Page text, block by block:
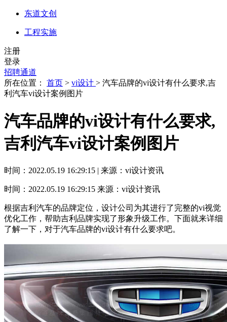
东道文创
工程实施
注册
登录
招聘通道
所在位置： 首页 > vi设计 > 汽车品牌的vi设计有什么要求,吉
利汽车vi设计案例图片
汽车品牌的vi设计有什么要求,
吉利汽车vi设计案例图片
时间：2022.05.19 16:29:15 | 来源：vi设计资讯
时间：2022.05.19 16:29:15 来源：vi设计资讯
根据吉利汽车的品牌定位，设计公司为其进行了完整的vi视觉
优化工作，帮助吉利品牌实现了形象升级工作。下面就来详细
了解一下，对于汽车品牌的vi设计有什么要求吧。